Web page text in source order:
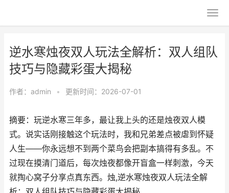
逆水寒烛夜双人玩法全解析：双人组队
技巧与隐藏彩蛋大揭秘
作者： admin • 更新时间：2026-07-01
摘要：玩逆水寒三年多，最让我上头的还是烛夜双人模
式。说实话刚接触这个玩法时，我和兄弟差点被虐到怀疑
人生——你永远想不到两个菜鸟会把副本搞得有多乱。不
过现在摸清门道后，每次烛夜都像开盲盒一样刺激，今天
就掏心窝子分享点真东西。烛,逆水寒烛夜双人玩法全解